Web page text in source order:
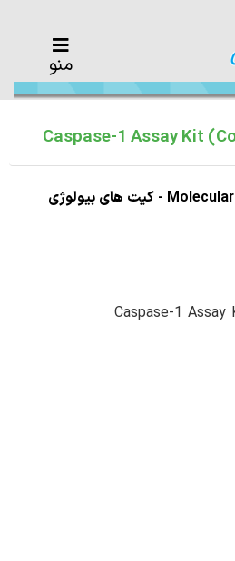
منو
دسته کالا: Molecular Biology Kits - کیت های بیولوژی
Caspase-1